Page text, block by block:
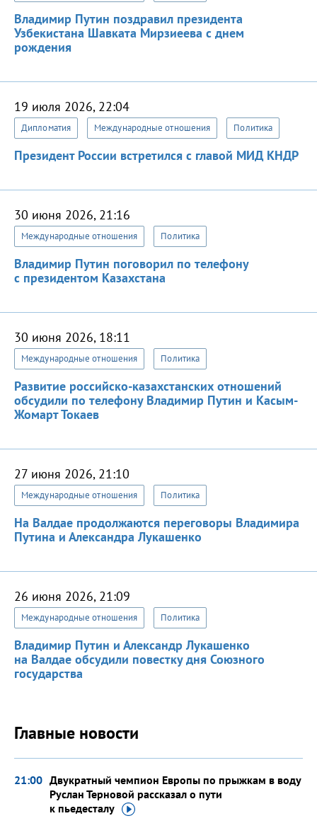
Владимир Путин поздравил президента
Узбекистана Шавката Мирзиеева с днем
рождения
19 июля 2026, 22:04
Дипломатия Международные отношения Политика
Президент России встретился с главой МИД КНДР
30 июня 2026, 21:16
Международные отношения Политика
Владимир Путин поговорил по телефону
с президентом Казахстана
30 июня 2026, 18:11
Международные отношения Политика
Развитие российско-казахстанских отношений
обсудили по телефону Владимир Путин и Касым-
Жомарт Токаев
27 июня 2026, 21:10
Международные отношения Политика
На Валдае продолжаются переговоры Владимира
Путина и Александра Лукашенко
26 июня 2026, 21:09
Международные отношения Политика
Владимир Путин и Александр Лукашенко
на Валдае обсудили повестку дня Союзного
государства
Главные новости
21:00 Двукратный чемпион Европы по прыжкам в воду
Руслан Терновой рассказал о пути
к пьедесталу